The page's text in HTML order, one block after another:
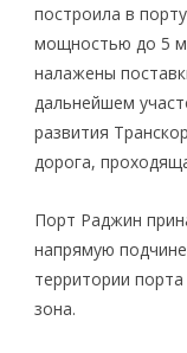
построила в
мощностью до 5
налажены
дальнейшем
развития
дорога,
Порт Раджин
напрямую
территории
зона.